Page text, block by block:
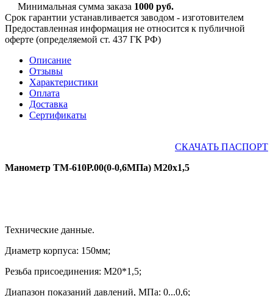
Минимальная сумма заказа 1000 руб.
Срок гарантии устанавливается заводом - изготовителем
Предоставленная информация не относится к публичной
оферте (определяемой ст. 437 ГК РФ)
Описание
Отзывы
Характеристики
Оплата
Доставка
Сертификаты
СКАЧАТЬ ПАСПОРТ
Манометр ТМ-610Р.00(0-0,6МПа) М20х1,5
Технические данные.
Диаметр корпуса: 150мм;
Резьба присоединения: М20*1,5;
Диапазон показаний давлений, МПа: 0...0,6;